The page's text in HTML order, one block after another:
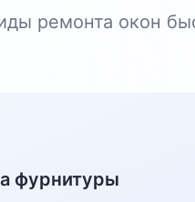
ремонта окон
фурнитуры